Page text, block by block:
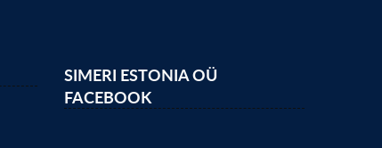
SIMERI ESTONIA OÜ
FACEBOOK